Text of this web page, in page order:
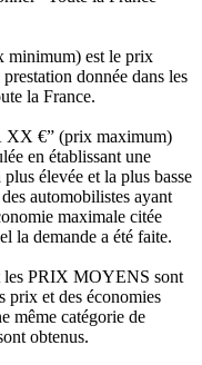
est le prix
donnée dans les
la France.
XX €” (prix maximum)
en établissant une
élevée et la plus basse
automobilistes ayant
maximale citée
la demande a été faite.
PRIX MOYENS sont
prix et des économies
même catégorie de
obtenus.